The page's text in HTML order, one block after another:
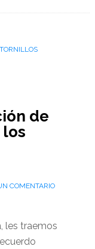
de
COMENTARIO
les traemos